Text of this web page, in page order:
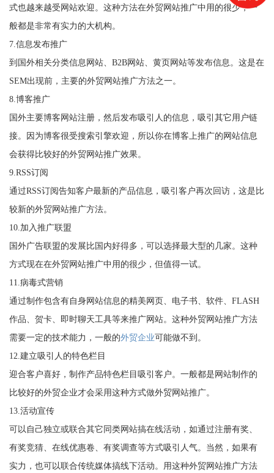
式也越来越受网站欢迎。这种方法在外贸网站推广中用的很少，一
般都是非常有实力的大机构。
7.信息发布推广
到国外相关分类信息网站、B2B网站、黄页网站等发布信息。这是在
SEM出现前，主要的外贸网站推广方法之一。
8.博客推广
国外主要博客网站注册，然后发布吸引人的信息，吸引其它用户链
接。因为博客很受搜索引擎欢迎，所以你在博客上推广的网站信息
会获得比较好的外贸网站推广效果。
9.RSS订阅
通过RSS订阅告知客户最新的产品信息，吸引客户再次回访，这是比
较新的外贸网站推广方法。
10.加入推广联盟
国外广告联盟的发展比国内好得多，可以选择最大型的几家。这种
方式现在在外贸网站推广中用的很少，但值得一试。
11.病毒式营销
通过制作包含有自身网站信息的精美网页、电子书、软件、FLASH
作品、贺卡、即时聊天工具等来推广网站。这种外贸网站推广方法
需要一定的技术能力，一般的外贸企业可能做不到。
12.建立吸引人的特色栏目
迎合客户喜好，制作产品特色栏目吸引客户。一般都是网站制作的
比较好的外贸企业才会采用这种方式做外贸网站推广。
13.活动宣传
可以自己独立或联合其它同类网站搞在线活动，如通过注册有奖、
有奖竞猜、在线优惠卷、有奖调查等方式吸引人气。当然，如果有
实力，也可以联合传统媒体搞线下活动。用这种外贸网站推广方法